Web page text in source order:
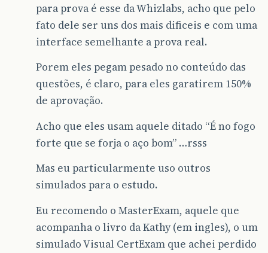
para prova é esse da Whizlabs, acho que pelo
fato dele ser uns dos mais dificeis e com uma
interface semelhante a prova real.
Porem eles pegam pesado no conteúdo das
questões, é claro, para eles garatirem 150%
de aprovação.
Acho que eles usam aquele ditado “É no fogo
forte que se forja o aço bom” …rsss
Mas eu particularmente uso outros
simulados para o estudo.
Eu recomendo o MasterExam, aquele que
acompanha o livro da Kathy (em ingles), o um
simulado Visual CertExam que achei perdido